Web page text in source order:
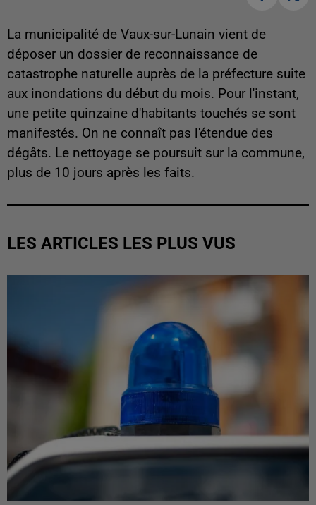
La municipalité de Vaux-sur-Lunain vient de
déposer un dossier de reconnaissance de
catastrophe naturelle auprès de la préfecture suite
aux inondations du début du mois. Pour l'instant,
une petite quinzaine d'habitants touchés se sont
manifestés. On ne connaît pas l'étendue des
dégâts. Le nettoyage se poursuit sur la commune,
plus de 10 jours après les faits.
LES ARTICLES LES PLUS VUS